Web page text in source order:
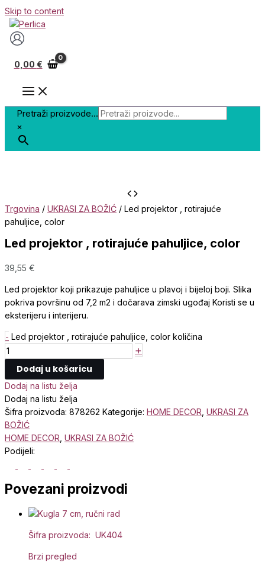
Skip to content
0,00 €
Pretraži proizvode...
×
Trgovina / UKRASI ZA BOŽIĆ / Led projektor , rotirajuće
pahuljice, color
Led projektor , rotirajuće pahuljice, color
39,55 €
Led projektor koji prikazuje pahuljice u plavoj i bijeloj boji. Slika
pokriva površinu od 7,2 m2 i dočarava zimski ugođaj Koristi se u
eksterijeru i interijeru.
- Led projektor , rotirajuće pahuljice, color količina
+
Dodaj u košaricu
Dodaj na listu želja
Dodaj na listu želja
Šifra proizvoda: 878262 Kategorije: HOME DECOR UKRASI ZA
BOŽIĆ
HOME DECOR UKRASI ZA BOŽIĆ
Podijeli:
Povezani proizvodi
Šifra proizvoda: UK404
Brzi pregled